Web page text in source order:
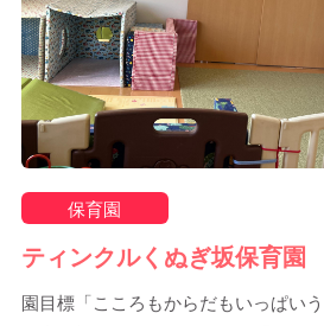
保育園
ティンクルくぬぎ坂保育園
園目標「こころもからだもいっぱい